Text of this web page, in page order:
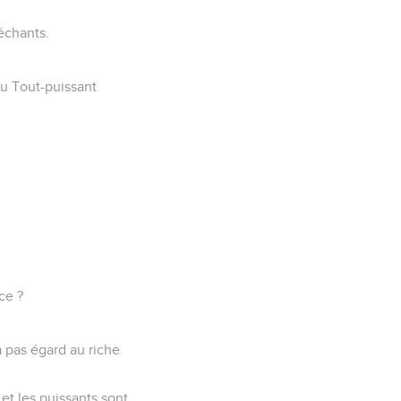
Tout-puissant
?
égard au riche
les puissants sont